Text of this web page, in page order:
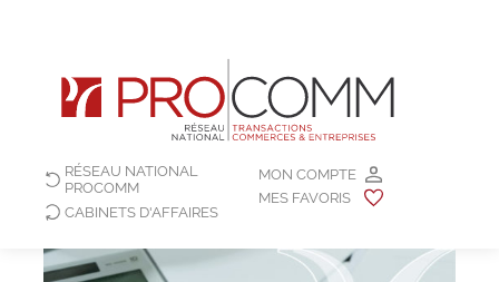
MON COMPTE
MES FAVORIS
RÉSEAU NATIONAL
PROCOMM
CABINETS D'AFFAIRES